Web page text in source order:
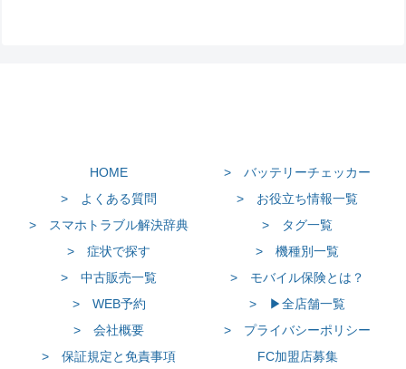
HOME
> バッテリーチェッカー
> よくある質問
> お役立ち情報一覧
> スマホトラブル解決辞典
> タグ一覧
> 症状で探す
> 機種別一覧
> 中古販売一覧
> モバイル保険とは？
> WEB予約
> ▶全店舗一覧
> 会社概要
> プライバシーポリシー
> 保証規定と免責事項
FC加盟店募集